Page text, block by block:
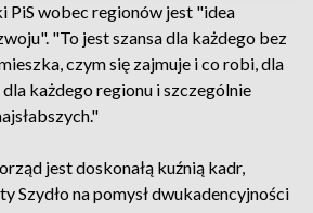
PiS wobec regionów jest "idea
"To jest szansa dla każdego bez
czym się zajmuje i co robi, dla
każdego regionu i szczególnie
jest doskonałą kuźnią kadr,
Szydło na pomysł dwukadencyjności